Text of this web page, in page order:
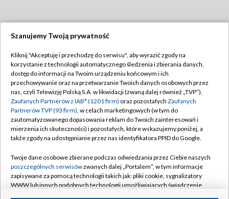
TVP
Abonament TVP
Emisja w TVP
Centrum informacji TVP
Naziemna Telewizja Cyfrowa
Rada Programowa
System NOS
Regulamin TVP
Polityka prywatności
Moje zgody
Pomoc
Kontakt
Szanujemy Twoją prywatność
Kliknij "Akceptuję i przechodzę do serwisu", aby wyrazić zgody na
korzystanie z technologii automatycznego śledzenia i zbierania danych,
dostęp do informacji na Twoim urządzeniu końcowym i ich
przechowywanie oraz na przetwarzanie Twoich danych osobowych przez
nas, czyli Telewizję Polską S.A. w likwidacji (zwaną dalej również „TVP”),
Zaufanych Partnerów z IAB* (1201 firm) oraz pozostałych Zaufanych
Partnerów TVP (93 firm), w celach marketingowych (w tym do
zautomatyzowanego dopasowania reklam do Twoich zainteresowań i
mierzenia ich skuteczności) i pozostałych, które wskazujemy poniżej, a
także zgody na udostępnianie przez nas identyfikatora PPID do Google.
Twoje dane osobowe zbierane podczas odwiedzania przez Ciebie naszych
poszczególnych serwisówzwanych dalej „Portalem”, w tym informacje
zapisywane za pomocą technologii takich jak: pliki cookie, sygnalizatory
WWW lub innych podobnych technologii umożliwiających świadczenie